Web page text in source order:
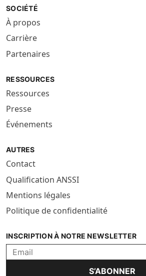
SOCIÉTÉ
À propos
Carrière
Partenaires
RESSOURCES
Ressources
Presse
Événements
AUTRES
Contact
Qualification ANSSI
Mentions légales
Politique de confidentialité
INSCRIPTION À NOTRE NEWSLETTER
S’ABONNER